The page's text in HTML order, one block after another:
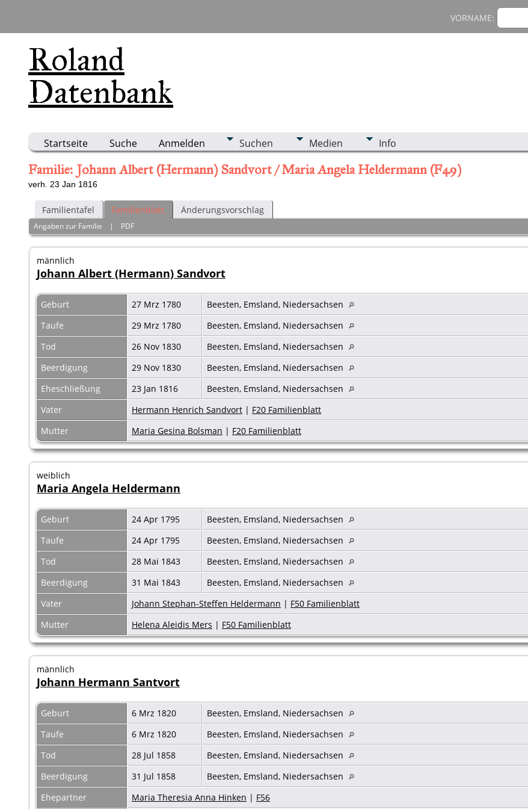
Roland
Datenbank
VORNAME:
Startseite Suche Anmelden Suchen Medien Info
Familie: Johann Albert (Hermann) Sandvort / Maria Angela Heldermann (F49)
verh. 23 Jan 1816
Familientafel Familienblatt Änderungsvorschlag
Angaben zur Familie | PDF
männlich
Johann Albert (Hermann) Sandvort
Geburt 27 Mrz 1780
Beesten, Emsland, Niedersachsen
Taufe
29 Mrz 1780
Beesten, Emsland, Niedersachsen
Tod
26 Nov 1830
Beesten, Emsland, Niedersachsen
Beerdigung
29 Nov 1830
Beesten, Emsland, Niedersachsen
Eheschließung
23 Jan 1816
Beesten, Emsland, Niedersachsen
Vater
Hermann Henrich Sandvort | F20 Familienblatt
Mutter
Maria Gesina Bolsman | F20 Familienblatt
weiblich
Maria Angela Heldermann
Geburt 24 Apr 1795
Beesten, Emsland, Niedersachsen
Taufe
24 Apr 1795
Beesten, Emsland, Niedersachsen
Tod
28 Mai 1843
Beesten, Emsland, Niedersachsen
Beerdigung
31 Mai 1843
Beesten, Emsland, Niedersachsen
Vater
Johann Stephan-Steffen Heldermann | F50 Familienblatt
Mutter
Helena Aleidis Mers | F50 Familienblatt
männlich
Johann Hermann Santvort
Geburt 6 Mrz 1820
Beesten, Emsland, Niedersachsen
Taufe
6 Mrz 1820
Beesten, Emsland, Niedersachsen
Tod
28 Jul 1858
Beesten, Emsland, Niedersachsen
Beerdigung
31 Jul 1858
Beesten, Emsland, Niedersachsen
Ehepartner
Maria Theresia Anna Hinken | F56